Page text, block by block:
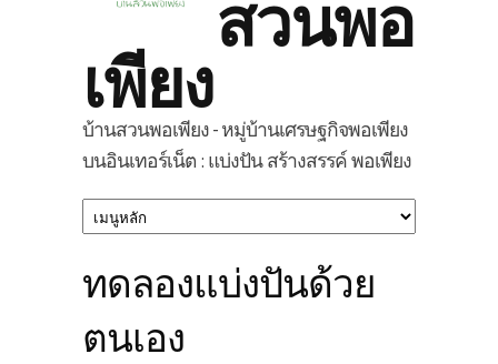
สวนพอ
เพียง
บ้านสวนพอเพียง - หมู่บ้านเศรษฐกิจพอเพียง
บนอินเทอร์เน็ต : แบ่งปัน สร้างสรรค์ พอเพียง
ทดลองแบ่งปันด้วย
ตนเอง